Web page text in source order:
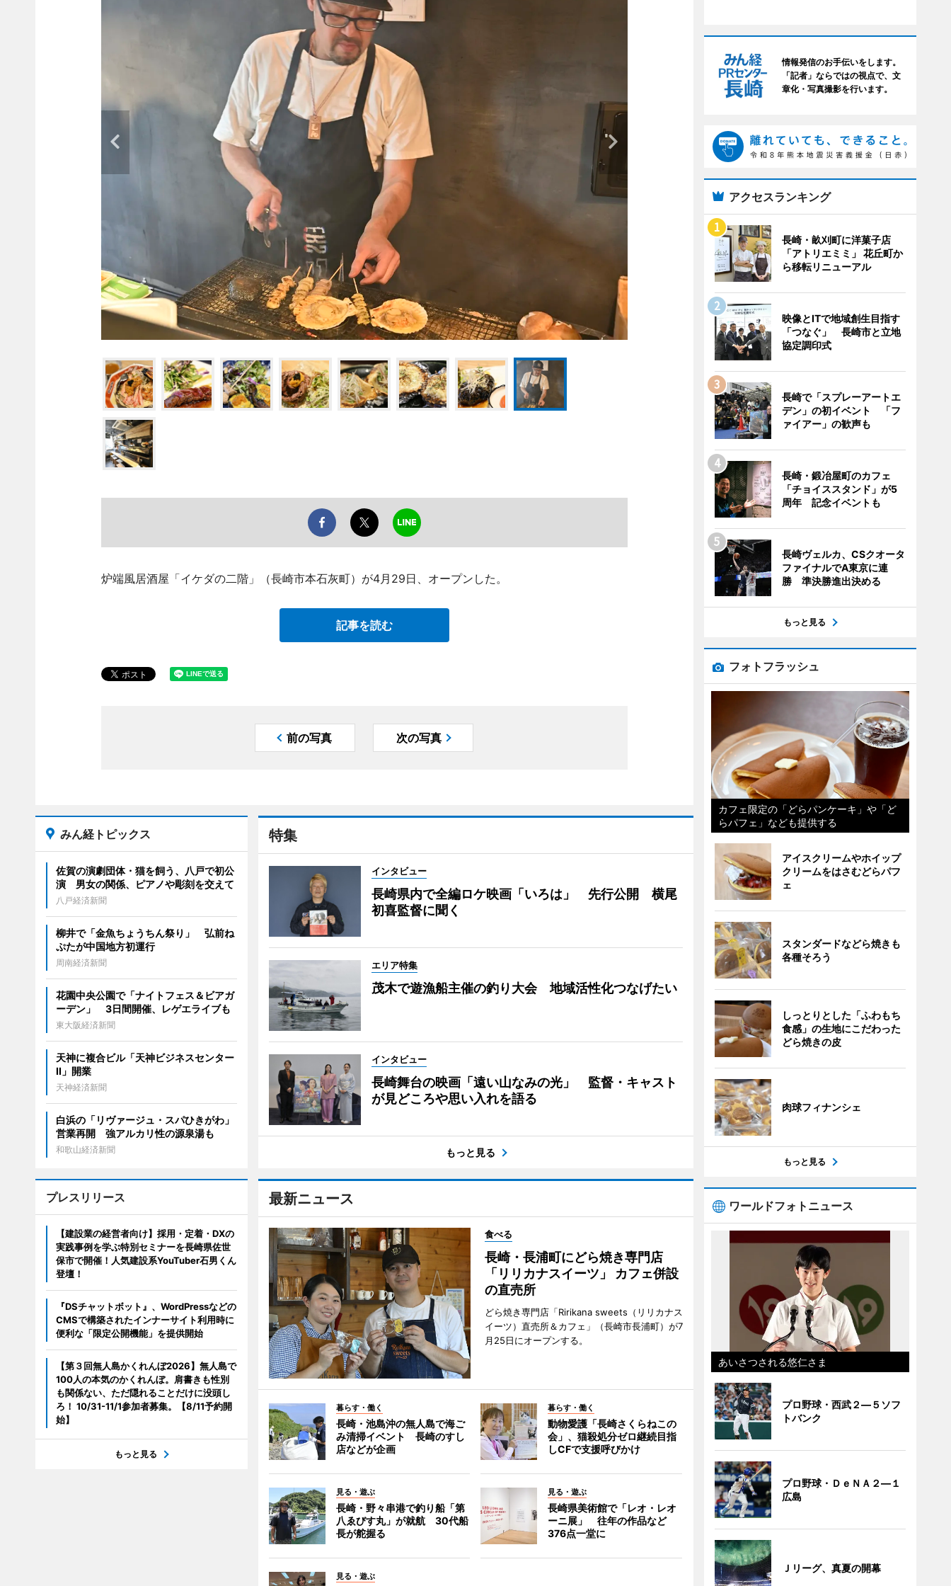
炉端風居酒屋「イケダの二階」（長崎市本石灰町）が4月29日、オープンした。
記事を読む
前の写真 次の写真
特集
インタビュー
長崎県内で全編ロケ映画「いろは」 先行公開 横尾
初喜監督に聞く
エリア特集
茂木で遊漁船主催の釣り大会 地域活性化つなげたい
インタビュー
長崎舞台の映画「遠い山なみの光」 監督・キャスト
が見どころや思い入れを語る
もっと見る
最新ニュース
食べる
長崎・長浦町にどら焼き専門店
「リリカナスイーツ」 カフェ併設
の直売所
どら焼き専門店「Ririkana sweets（リリカナス
イーツ）直売所＆カフェ」（長崎市長浦町）が7
月25日にオープンする。
暮らす・働く
長崎・池島沖の無人島で海ご
み清掃イベント 長崎のすし
店などが企画
暮らす・働く
動物愛護「長崎さくらねこの
会」、猫殺処分ゼロ継続目指
しCFで支援呼びかけ
見る・遊ぶ
長崎・野々串港で釣り船「第
八ゑびす丸」が就航 30代船
長が舵握る
見る・遊ぶ
長崎県美術館で「レオ・レオ
ーニ展」 往年の作品など
376点一堂に
見る・遊ぶ
みん経トピックス
佐賀の演劇団体・猫を飼う、八戸で初公
演 男女の関係、ピアノや彫刻を交えて
八戸経済新聞
柳井で「金魚ちょうちん祭り」 弘前ね
ぷたが中国地方初運行
周南経済新聞
花園中央公園で「ナイトフェス＆ビアガ
ーデン」 3日間開催、レゲエライブも
東大阪経済新聞
天神に複合ビル「天神ビジネスセンター
II」開業
天神経済新聞
白浜の「リヴァージュ・スパひきがわ」
営業再開 強アルカリ性の源泉湯も
和歌山経済新聞
プレスリリース
【建設業の経営者向け】採用・定着・DXの
実践事例を学ぶ特別セミナーを長崎県佐世
保市で開催！人気建設系YouTuber石男くん
登壇！
『DSチャットボット』、WordPressなどの
CMSで構築されたインナーサイト利用時に
便利な「限定公開機能」を提供開始
【第３回無人島かくれんぼ2026】無人島で
100人の本気のかくれんぼ。肩書きも性別
も関係ない、ただ隠れることだけに没頭し
ろ！ 10/31-11/1参加者募集。【8/11予約開
始】
もっと見る
情報発信のお手伝いをします。
「記者」ならではの視点で、文
章化・写真撮影を行います。
アクセスランキング
長崎・畝刈町に洋菓子店
「アトリエミミ」 花丘町か
ら移転リニューアル
映像とITで地域創生目指す
「つなぐ」 長崎市と立地
協定調印式
長崎で「スプレーアートエ
デン」の初イベント 「フ
ァイアー」の歓声も
長崎・鍛冶屋町のカフェ
「チョイススタンド」が5
周年 記念イベントも
長崎ヴェルカ、CSクオータ
ファイナルでA東京に連
勝 準決勝進出決める
もっと見る
フォトフラッシュ
カフェ限定の「どらパンケーキ」や「ど
らパフェ」なども提供する
アイスクリームやホイップ
クリームをはさむどらパフ
ェ
スタンダードなどら焼きも
各種そろう
しっとりとした「ふわもち
食感」の生地にこだわった
どら焼きの皮
肉球フィナンシェ
もっと見る
ワールドフォトニュース
あいさつされる悠仁さま
プロ野球・西武２―５ソフ
トバンク
プロ野球・ＤｅＮＡ２―１
広島
Ｊリーグ、真夏の開幕